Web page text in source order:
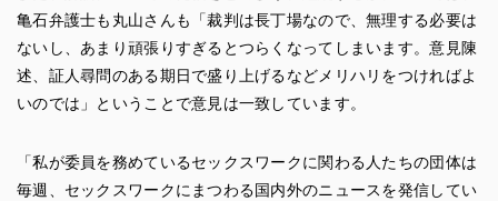
亀石弁護士も丸山さんも「裁判は長丁場なので、無理する必要は
ないし、あまり頑張りすぎるとつらくなってしまいます。意見陳
述、証人尋問のある期日で盛り上げるなどメリハリをつければよ
いのでは」ということで意見は一致しています。
「私が委員を務めているセックスワークに関わる人たちの団体は
毎週、セックスワークにまつわる国内外のニュースを発信してい